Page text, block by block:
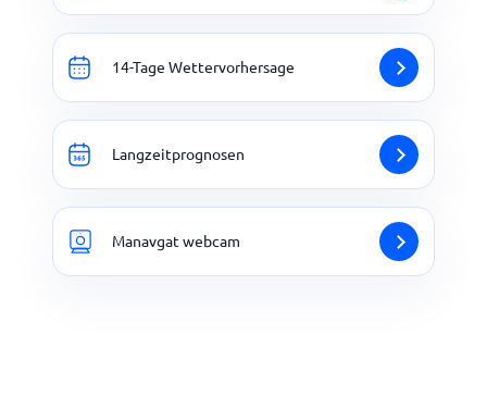
14-Tage Wettervorhersage
Langzeitprognosen
Manavgat webcam